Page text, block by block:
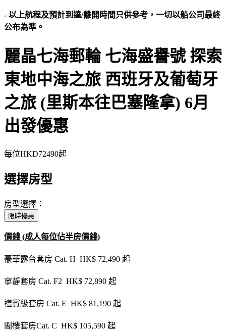
- 以上航程及預計到達/離開時間只供參考，一切以船公司最終
公布為準。
麗晶七海郵輪 七海盛譽號 探索
東地中海之旅 西班牙及葡萄牙
之旅 (里斯本往巴塞隆拿) 6月
出發優惠
每位HKD72490起
選擇房型
房型選擇：
限時優惠
價錢 (成人每位佔半房價錢)
豪華露台套房 Cat. H HK$ 72,490 起
寧靜套房 Cat. F2 HK$ 72,890 起
禮賓級套房 Cat. E HK$ 81,190 起
閣樓套房Cat. C HK$ 105,590 起